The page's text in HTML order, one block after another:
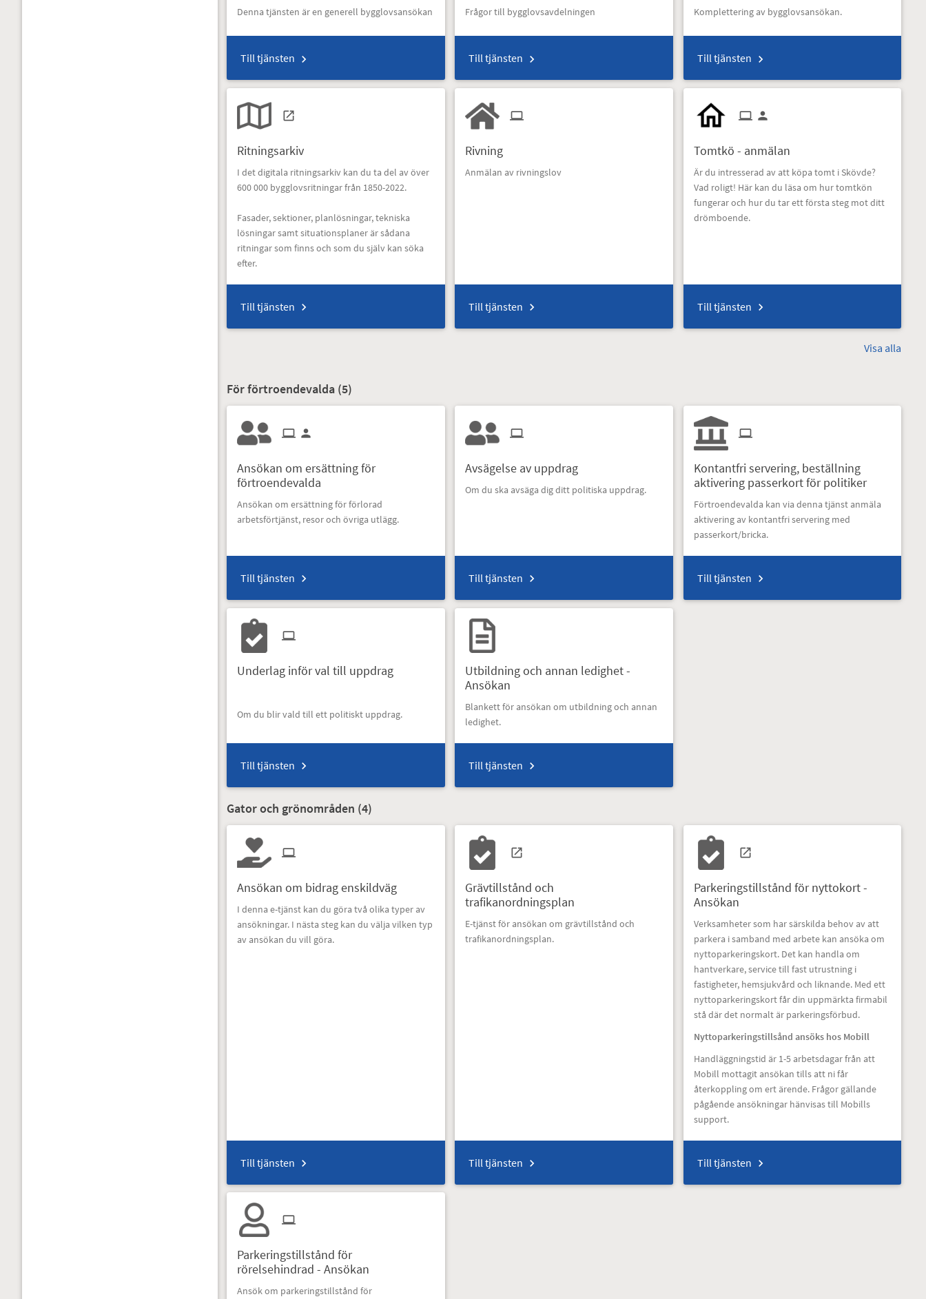
Denna tjänsten är en generell bygglovsansökan
Till tjänsten
Frågor till bygglovsavdelningen
Till tjänsten
Komplettering av bygglovsansökan.
Till tjänsten
Ritningsarkiv
I det digitala ritningsarkiv kan du ta del av över
600 000 bygglovsritningar från 1850-2022.
Fasader, sektioner, planlösningar, tekniska
lösningar samt situationsplaner är sådana
ritningar som finns och som du själv kan söka
efter.
Till tjänsten
Rivning
Anmälan av rivningslov
Till tjänsten
Tomtkö - anmälan
Är du intresserad av att köpa tomt i Skövde?
Vad roligt! Här kan du läsa om hur tomtkön
fungerar och hur du tar ett första steg mot ditt
drömboende.
Till tjänsten
Visa alla
För förtroendevalda (5)
Ansökan om ersättning för
förtroendevalda
Ansökan om ersättning för förlorad
arbetsförtjänst, resor och övriga utlägg.
Till tjänsten
Avsägelse av uppdrag
Om du ska avsäga dig ditt politiska uppdrag.
Till tjänsten
Kontantfri servering, beställning
aktivering passerkort för politiker
Förtroendevalda kan via denna tjänst anmäla
aktivering av kontantfri servering med
passerkort/bricka.
Till tjänsten
Underlag inför val till uppdrag
Om du blir vald till ett politiskt uppdrag.
Till tjänsten
Utbildning och annan ledighet -
Ansökan
Blankett för ansökan om utbildning och annan
ledighet.
Till tjänsten
Gator och grönområden (4)
Ansökan om bidrag enskildväg
I denna e-tjänst kan du göra två olika typer av
ansökningar. I nästa steg kan du välja vilken typ
av ansökan du vill göra.
Till tjänsten
Grävtillstånd och
trafikanordningsplan
E-tjänst för ansökan om grävtillstånd och
trafikanordningsplan.
Till tjänsten
Parkeringstillstånd för nyttokort -
Ansökan
Verksamheter som har särskilda behov av att
parkera i samband med arbete kan ansöka om
nyttoparkeringskort. Det kan handla om
hantverkare, service till fast utrustning i
fastigheter, hemsjukvård och liknande. Med ett
nyttoparkeringskort får din uppmärkta firmabil
stå där det normalt är parkeringsförbud.
Nyttoparkeringstillsånd ansöks hos Mobill
Handläggningstid är 1-5 arbetsdagar från att
Mobill mottagit ansökan tills att ni får
återkoppling om ert ärende. Frågor gällande
pågående ansökningar hänvisas till Mobills
support.
Till tjänsten
Parkeringstillstånd för
rörelsehindrad - Ansökan
Ansök om parkeringstillstånd för